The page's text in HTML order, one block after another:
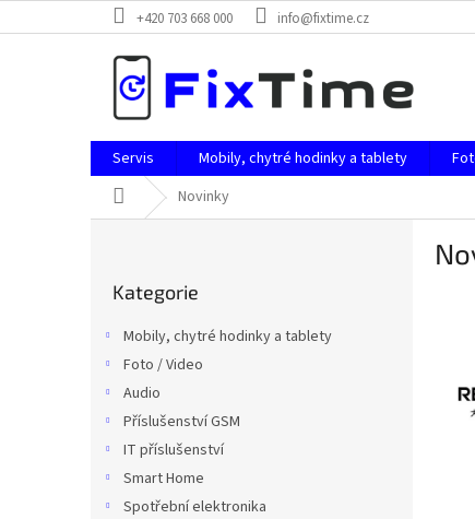
na
+420 703 668 000 info@fixtime.cz
Servis Mobily, chytré hodinky a tablety
Domů Novinky
kategorie
Kategorie
Mobily, chytré hodinky a tablety
Foto / Video
Audio
Příslušenství GSM
IT příslušenství
Smart Home
Spotřební elektronika